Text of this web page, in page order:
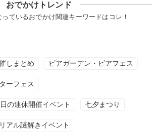
おでかけトレンド
ているおでかけ関連キーワードはコレ！
しまとめ ビアガーデン・ビアフェス
ーフェス
の連休開催イベント 七夕まつり
リアル謎解きイベント